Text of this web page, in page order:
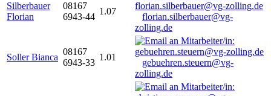
Silberbauer
Florian
08167
6943-44
1.07
florian.silberbauer@vg-
zolling.de
Soller Bianca
08167
6943-33
1.01
gebuehren.steuern@vg-
zolling.de